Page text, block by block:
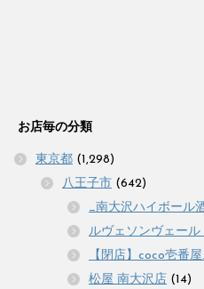
お店毎の分類
東京都 (1,298)
八王子市 (642)
_南大沢ハイボール
ルヴェソンヴェール
【閉店】coco壱番
松屋 南大沢店 (14)